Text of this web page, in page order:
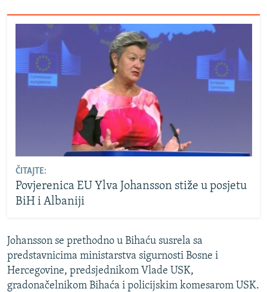
ČITAJTE:
Povjerenica EU Ylva Johansson stiže u posjetu
BiH i Albaniji
Johansson se prethodno u Bihaću susrela sa
predstavnicima ministarstva sigurnosti Bosne i
Hercegovine, predsjednikom Vlade USK,
gradonačelnikom Bihaća i policijskim komesarom USK.